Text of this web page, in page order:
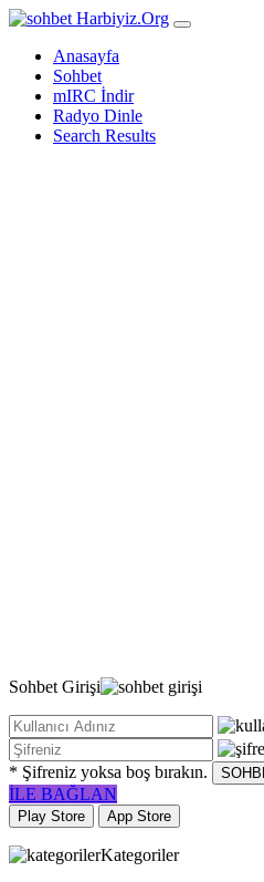
Harbiyiz.Org
Anasayfa
Sohbet
mIRC İndir
Radyo Dinle
Search Results
Sohbet Girişi
* Şifreniz yoksa boş bırakın.
İLE BAĞLAN
Play Store App Store
Kategoriler